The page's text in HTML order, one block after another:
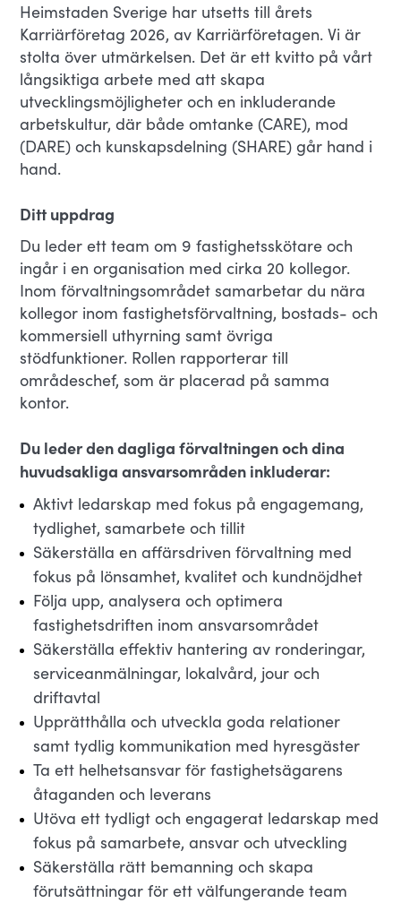
Heimstaden Sverige har utsetts till årets
Karriärföretag 2026, av Karriärföretagen. Vi är
stolta över utmärkelsen. Det är ett kvitto på vårt
långsiktiga arbete med att skapa
utvecklingsmöjligheter och en inkluderande
arbetskultur, där både omtanke (CARE), mod
(DARE) och kunskapsdelning (SHARE) går hand i
hand.
Ditt uppdrag
Du leder ett team om 9 fastighetsskötare och
ingår i en organisation med cirka 20 kollegor.
Inom förvaltningsområdet samarbetar du nära
kollegor inom fastighetsförvaltning, bostads- och
kommersiell uthyrning samt övriga
stödfunktioner. Rollen rapporterar till
områdeschef, som är placerad på samma
kontor.
Du leder den dagliga förvaltningen och dina
huvudsakliga ansvarsområden inkluderar:
Aktivt ledarskap med fokus på engagemang,
tydlighet, samarbete och tillit
Säkerställa en affärsdriven förvaltning med
fokus på lönsamhet, kvalitet och kundnöjdhet
Följa upp, analysera och optimera
fastighetsdriften inom ansvarsområdet
Säkerställa effektiv hantering av ronderingar,
serviceanmälningar, lokalvård, jour och
driftavtal
Upprätthålla och utveckla goda relationer
samt tydlig kommunikation med hyresgäster
Ta ett helhetsansvar för fastighetsägarens
åtaganden och leverans
Utöva ett tydligt och engagerat ledarskap med
fokus på samarbete, ansvar och utveckling
Säkerställa rätt bemanning och skapa
förutsättningar för ett välfungerande team